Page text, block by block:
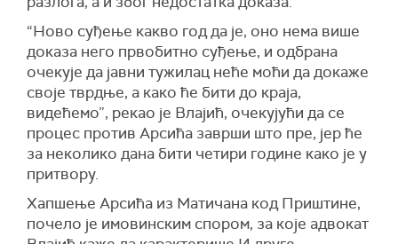
“Ново суђење какво год да је, оно нема више
доказа него првобитно суђење, и одбрана
очекује да јавни тужилац неће моћи да докаже
своје тврдње, а како ће бити до краја,
видећемо”, рекао је Влајић, очекујући да се
процес против Арсића заврши што пре, јер ће
за неколико дана бити четири године како је у
притвору.
Хапшење Арсића из Матичана код Приштине,
почело је имовинским спором, за које адвокат